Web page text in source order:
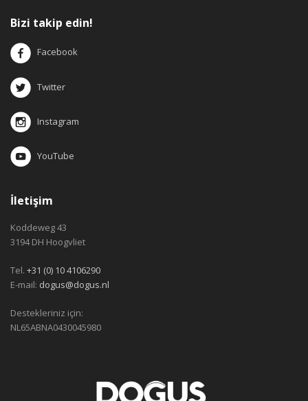
Bizi takip edin!
Facebook
Twitter
Instagram
YouTube
İletişim
Koddeweg 43
3194 DH Hoogvliet
Tel. +31 (0) 10 4106290
E-mail: dogus@dogus.nl
Destekleriniz için:
NL65ABNA0430045980